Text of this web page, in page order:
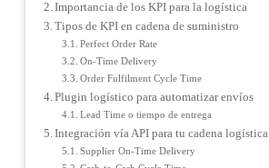
Importancia de los KPI para la logística
Tipos de KPI en cadena de suministro
Perfect Order Rate
On-Time Delivery
Order Fulfilment Cycle Time
Plugin logístico para automatizar envíos
Lead Time o tiempo de entrega
Integración vía API para tu cadena logística
Supplier On-Time Delivery